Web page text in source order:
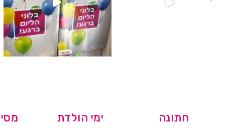
ימי הולדת חתונה